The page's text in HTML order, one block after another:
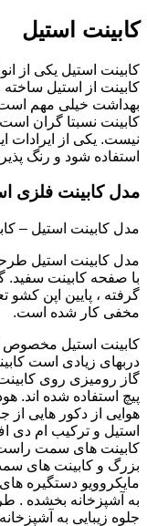
کابینت استیل
کابینت استیل یکی از
کابینت از استیل
بهداشت خیلی مهم است
کابینت نسبتا گران
نیست. یکی از ایرادات
استفاده شود و رنگ
مدل کابینت فلزی
مدل کابینت استیل –
مدل کابینت استیل
با صفحه کابینت سفید.
گرفته ، پایین اپن کشو
مخفی کار شده است.
کابینت استیل مخصوص
دربهای زیادی است
گاز رومیزی روی
پیچ استفاده شده اند.
هوایی از دکور هایی
استیل و ترکیب ام دی
کابینت های سمت راست
مایکروویو دستگیره
به آشپزخانه بخشده .
جلوه زیبایی به